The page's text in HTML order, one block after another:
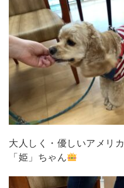
大人しく・優しいアメリ
「姫」ちゃん